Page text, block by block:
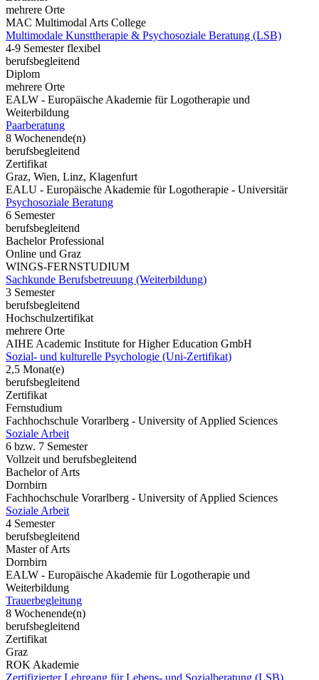
mehrere Orte
MAC Multimodal Arts College
Multimodale Kunsttherapie & Psychosoziale Beratung (LSB)
4-9 Semester flexibel
berufsbegleitend
Diplom
mehrere Orte
EALW - Europäische Akademie für Logotherapie und
Weiterbildung
Paarberatung
8 Wochenende(n)
berufsbegleitend
Zertifikat
Graz, Wien, Linz, Klagenfurt
EALU - Europäische Akademie für Logotherapie - Universitär
Psychosoziale Beratung
6 Semester
berufsbegleitend
Bachelor Professional
Online und Graz
WINGS-FERNSTUDIUM
Sachkunde Berufsbetreuung (Weiterbildung)
3 Semester
berufsbegleitend
Hochschulzertifikat
mehrere Orte
AIHE Academic Institute for Higher Education GmbH
Sozial- und kulturelle Psychologie (Uni-Zertifikat)
2,5 Monat(e)
berufsbegleitend
Zertifikat
Fernstudium
Fachhochschule Vorarlberg - University of Applied Sciences
Soziale Arbeit
6 bzw. 7 Semester
Vollzeit und berufsbegleitend
Bachelor of Arts
Dornbirn
Fachhochschule Vorarlberg - University of Applied Sciences
Soziale Arbeit
4 Semester
berufsbegleitend
Master of Arts
Dornbirn
EALW - Europäische Akademie für Logotherapie und
Weiterbildung
Trauerbegleitung
8 Wochenende(n)
berufsbegleitend
Zertifikat
Graz
ROK Akademie